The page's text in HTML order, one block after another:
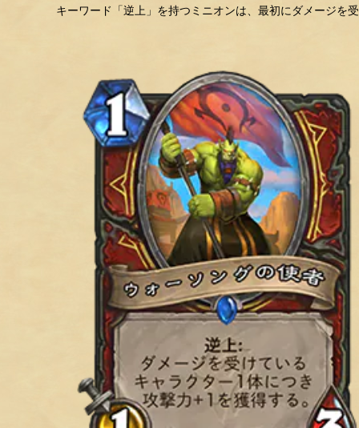
キーワード「逆上」を持つミニオンは、最初にダメージを